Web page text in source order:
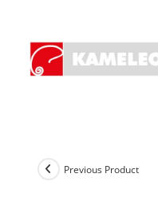
content
Previous Product